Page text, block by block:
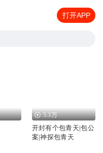
打开APP
5.3万
开封有个包青天|包公
案|神探包青天